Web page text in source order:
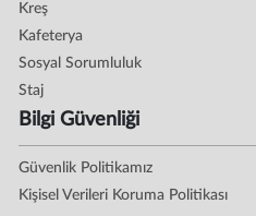
Kreş
Kafeterya
Sosyal Sorumluluk
Staj
Bilgi Güvenliği
Güvenlik Politikamız
Kişisel Verileri Koruma Politikası